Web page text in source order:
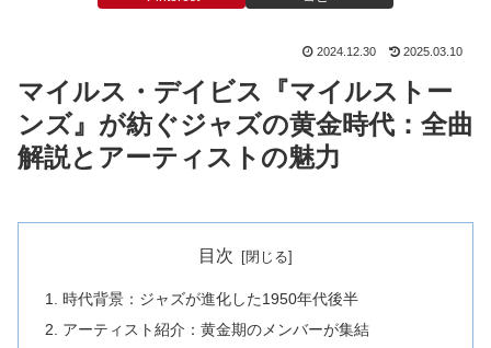
2024.12.30 2025.03.10
マイルス・デイビス『マイルストー
ンズ』が紡ぐジャズの黄金時代：全曲
解説とアーティストの魅力
目次
時代背景：ジャズが進化した1950年代後半
アーティスト紹介：黄金期のメンバーが集結